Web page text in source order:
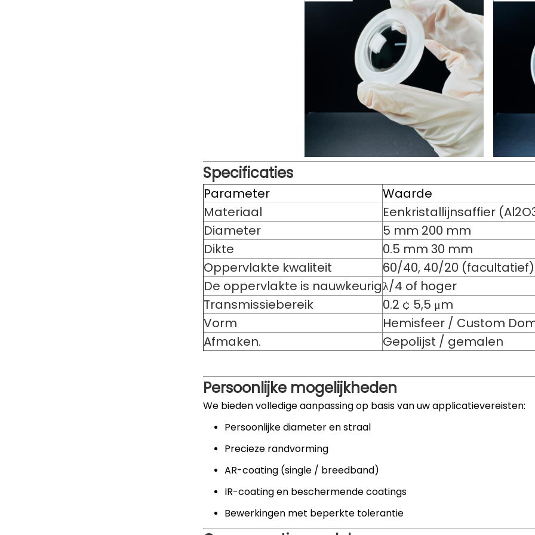
Specificaties
Parameter
Waarde
Materiaal
Eenkristallijnsaffier
Diameter
5 mm 200 mm
Dikte
0.5 mm 30 mm
Oppervlakte kwaliteit
60/40, 40/20 (facultatief)
De oppervlakte is nauwkeurigλ/4 of hoger
Transmissiebereik
0.2 ¢ 5,5 μm
Vorm
Hemisfeer / Custom
Afmaken.
Gepolijst / gemalen
Persoonlijke mogelijkheden
We bieden volledige aanpassing op basis van uw applicatievereisten:
Persoonlijke diameter en straal
Precieze randvorming
AR-coating (single / breedband)
IR-coating en beschermende coatings
Bewerkingen met beperkte tolerantie